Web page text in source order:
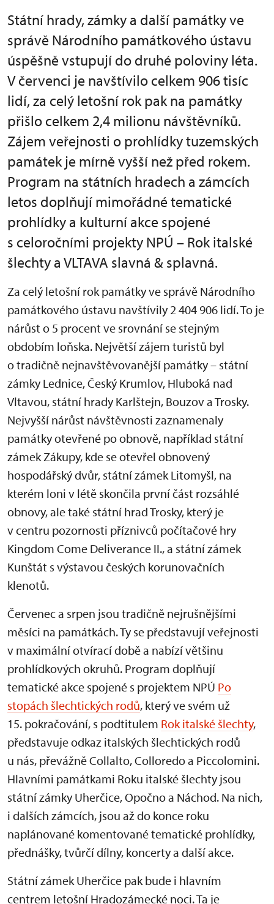
Státní hrady, zámky a další památky ve
správě Národního památkového ústavu
úspěšně vstupují do druhé poloviny léta.
V červenci je navštívilo celkem 906 tisíc
lidí, za celý letošní rok pak na památky
přišlo celkem 2,4 milionu návštěvníků.
Zájem veřejnosti o prohlídky tuzemských
památek je mírně vyšší než před rokem.
Program na státních hradech a zámcích
letos doplňují mimořádné tematické
prohlídky a kulturní akce spojené
s celoročními projekty NPÚ – Rok italské
šlechty a VLTAVA slavná & splavná.
Za celý letošní rok památky ve správě Národního
památkového ústavu navštívily 2 404 906 lidí. To je
nárůst o 5 procent ve srovnání se stejným
obdobím loňska. Největší zájem turistů byl
o tradičně nejnavštěvovanější památky – státní
zámky Lednice, Český Krumlov, Hluboká nad
Vltavou, státní hrady Karlštejn, Bouzov a Trosky.
Nejvyšší nárůst návštěvnosti zaznamenaly
památky otevřené po obnově, například státní
zámek Zákupy, kde se otevřel obnovený
hospodářský dvůr, státní zámek Litomyšl, na
kterém loni v létě skončila první část rozsáhlé
obnovy, ale také státní hrad Trosky, který je
v centru pozornosti příznivců počítačové hry
Kingdom Come Deliverance II., a státní zámek
Kunštát s výstavou českých korunovačních
klenotů.
Červenec a srpen jsou tradičně nejrušnějšími
měsíci na památkách. Ty se představují veřejnosti
v maximální otvírací době a nabízí většinu
prohlídkových okruhů. Program doplňují
tematické akce spojené s projektem NPÚ Po
stopách šlechtických rodů, který ve svém už
15. pokračování, s podtitulem Rok italské šlechty,
představuje odkaz italských šlechtických rodů
u nás, převážně Collalto, Colloredo a Piccolomini.
Hlavními památkami Roku italské šlechty jsou
státní zámky Uherčice, Opočno a Náchod. Na nich,
i dalších zámcích, jsou až do konce roku
naplánované komentované tematické prohlídky,
přednášky, tvůrčí dílny, koncerty a další akce.
Státní zámek Uherčice pak bude i hlavním
centrem letošní Hradozámecké noci. Ta je